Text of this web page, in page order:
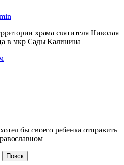
храма святителя Николая
в мкр Сады Калинина
бы своего ребенка отправить